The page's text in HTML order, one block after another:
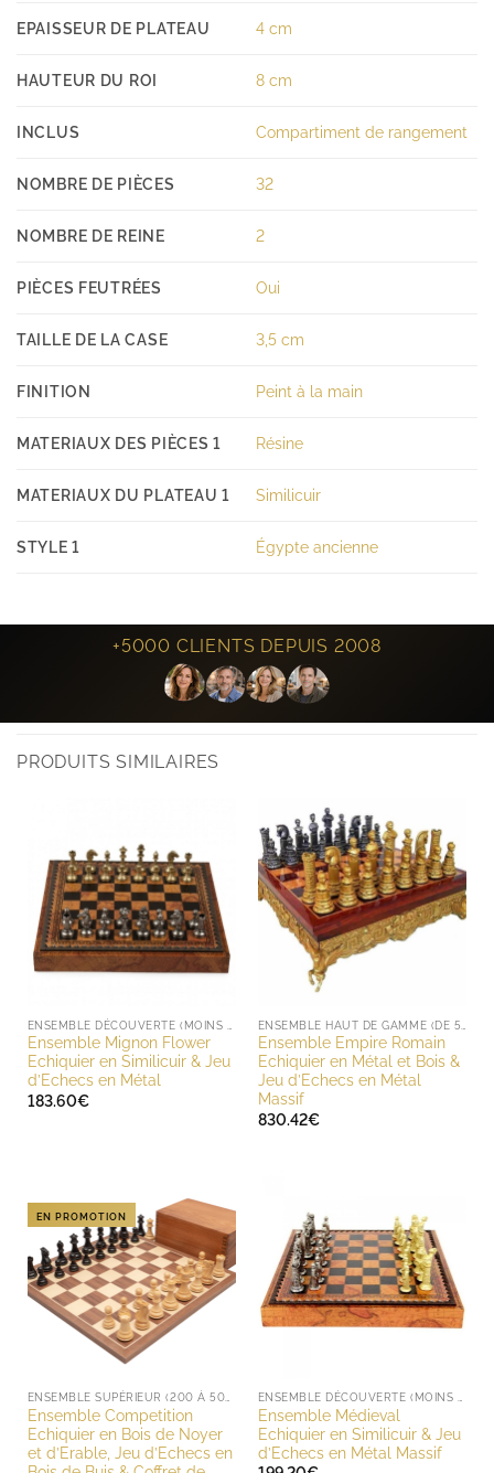
EPAISSEUR DE PLATEAU 4 cm
HAUTEUR DU ROI 8 cm
INCLUS Compartiment de rangement
NOMBRE DE PIÈCES 32
NOMBRE DE REINE 2
PIÈCES FEUTRÉES Oui
TAILLE DE LA CASE 3,5 cm
FINITION Peint à la main
MATERIAUX DES PIÈCES 1 Résine
MATERIAUX DU PLATEAU 1 Similicuir
STYLE 1 Égypte ancienne
+5000 CLIENTS DEPUIS 2008
PRODUITS SIMILAIRES
Ensemble Mignon Flower
Echiquier en Similicuir & Jeu
d’Echecs en Métal
183.60€
Ensemble Empire Romain
Echiquier en Métal et Bois &
Jeu d’Echecs en Métal
Massif
830.42€
EN PROMOTION
Ensemble Competition
Echiquier en Bois de Noyer
et d’Erable, Jeu d’Echecs en
Ensemble Médieval
Echiquier en Similicuir & Jeu
d’Echecs en Métal Massif